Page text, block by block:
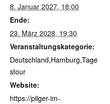
8. Januar 2027, 18:00
Ende:
23. März 2028, 19:30
Veranstaltungskategorie:
Deutschland,Hamburg,Tage
stour
Website:
https://pilger-im-